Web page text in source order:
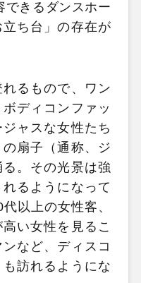
できるダンスホー
ち台」の存在が
るもので、ワン
ディコンファッ
ャスな女性たち
扇子（通称、ジ
。その光景は強
るようになって
以上の女性客、
い女性を見るこ
など、ディスコ
訪れるようにな